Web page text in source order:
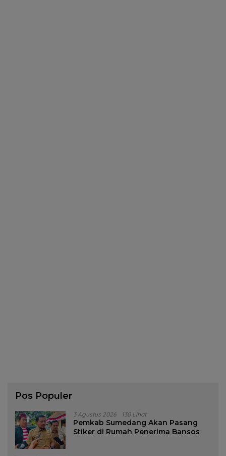
Pos Populer
3 Agustus 2026 130 Lihat
Pemkab Sumedang Akan Pasang
Stiker di Rumah Penerima Bansos